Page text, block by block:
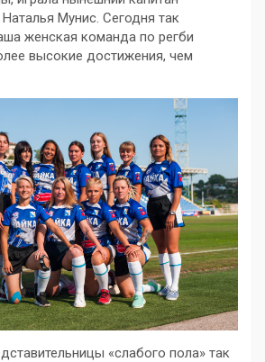
Мунис. Сегодня так
женская команда по регби
высокие достижения, чем
«слабого пола» так